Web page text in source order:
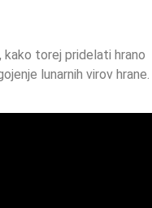
torej pridelati hrano
lunarnih virov hrane.